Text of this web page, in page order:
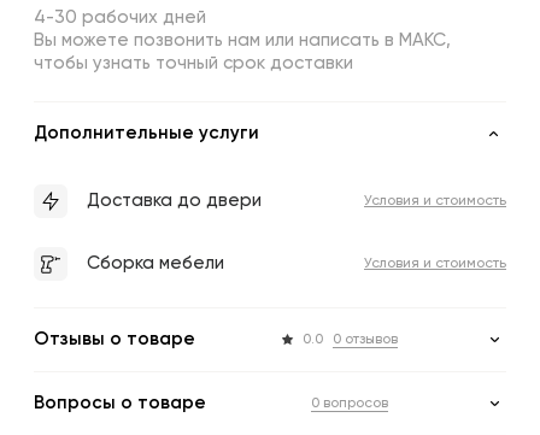
4-30 рабочих дней
Вы можете позвонить нам или написать в МАКС,
чтобы узнать точный срок доставки
Дополнительные услуги
Доставка до двери Условия и стоимость
Сборка мебели Условия и стоимость
Отзывы о товаре 0.0 0 отзывов
Вопросы о товаре 0 вопросов